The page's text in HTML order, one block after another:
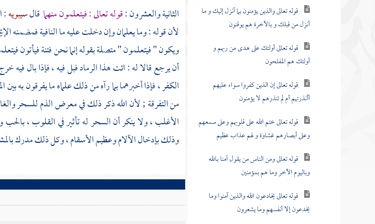
قوله تعالى والذين يؤمنون بما أنزل إليك و ما
أنزل من قبلك و بالآخرة هم يوقنون
قوله تعالى أولئك على هدى من ربهم و
أولئك هم المفلحون
قوله تعالى إن الذين كفروا سواء عليهم
أأنذرتهم أم لم تنذرهم لا يؤمنون
قوله تعالى ختم الله على قلوبهم وعلى سمعهم
وعلى أبصارهم غشاوة و لهم عذاب عظيم
قوله تعالى ومن الناس من يقول آمنا بالله
وباليوم الآخر وما هم بمؤمنين
قوله تعالى يخادعون الله والذين آمنوا وما
يخدعون إلا أنفسهم وما يشعرون
الثانية والعشرون :قوله تعالى : فيتعلمون منهما قالسيبويه:
لأن قوله : وما يعلمان وإن دخلت عليه ما النافية فمضمنه
ويكون " فيتعلمون " متصلة بقوله إنما نحن فتنة فيأتون
أن يرجع قالا له : ائت هذا الرماد فبل فيه ، فإذا بال فيه
الكفر ، فإذا أخبرهما بما رآه من ذلك علماه ما يفرقون به
من التفرقة ; لأن الله ذكر ذلك في معرض الذم للسحر
الأغلب ، ولا ينكر أن السحر له تأثير في القلوب ،
وذلك بإدخال الآلام وعظيم الأسقام ، وكل ذلك مدرك